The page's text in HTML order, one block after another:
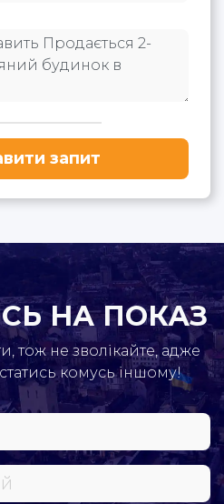
запит
НА ПОКАЗ
тож не зволікайте, адже
комусь іншому!